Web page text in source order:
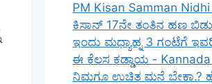
PM Kisan Samman
ಕಿಸಾನ್ 17ನೇ ತಂತಿನ ಹಣ
ಇಂದು ಮಧ್ಯಾಹ್ನ 3 ಗಂಟೆಗೆ
ಈ ಕೆಲಸ ಕಡ್ಡಾಯ - Kannada
ನಿಮಗೂ ಉಚಿತ ಮನೆ ಬೇಕಾ.?